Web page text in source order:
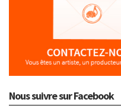
Nous suivre sur Facebook